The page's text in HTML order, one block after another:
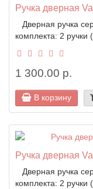
Ручка дверная
Дверная ручка
комплекта: 2 ручки
1 300.00 р.
В корзину
Ручка дверная
Дверная ручка
комплекта: 2 ручки